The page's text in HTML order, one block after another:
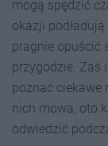
mogą spędzić
okazji
pragnie opuścić
przygodzie. Zaś
poznać ciekawe
nich mowa, oto
odwiedzić